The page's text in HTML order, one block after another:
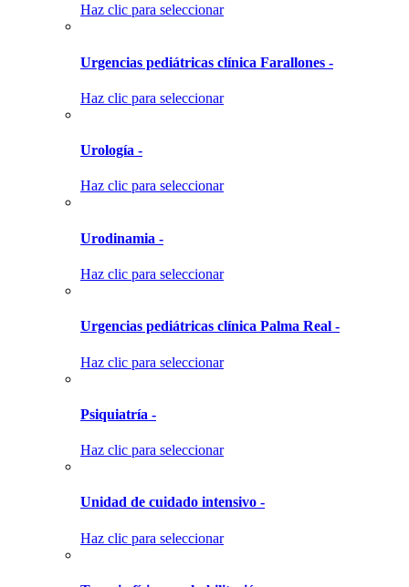
Haz clic para seleccionar
Urgencias pediátricas clínica Farallones -
Haz clic para seleccionar
Urología -
Haz clic para seleccionar
Urodinamia -
Haz clic para seleccionar
Urgencias pediátricas clínica Palma Real -
Haz clic para seleccionar
Psiquiatría -
Haz clic para seleccionar
Unidad de cuidado intensivo -
Haz clic para seleccionar